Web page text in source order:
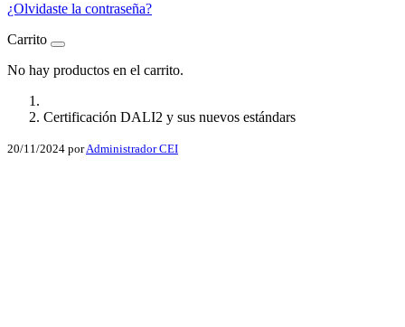
¿Olvidaste la contraseña?
Carrito
No hay productos en el carrito.
Certificación DALI2 y sus nuevos estándars
20/11/2024 porAdministrador CEI